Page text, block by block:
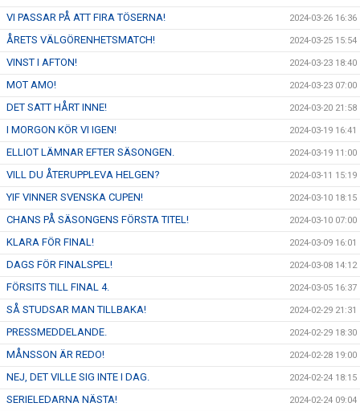
VI PASSAR PÅ ATT FIRA TÖSERNA! 2024-03-26 16:36
ÅRETS VÄLGÖRENHETSMATCH! 2024-03-25 15:54
VINST I AFTON! 2024-03-23 18:40
MOT AMO! 2024-03-23 07:00
DET SATT HÅRT INNE! 2024-03-20 21:58
I MORGON KÖR VI IGEN! 2024-03-19 16:41
ELLIOT LÄMNAR EFTER SÄSONGEN. 2024-03-19 11:00
VILL DU ÅTERUPPLEVA HELGEN? 2024-03-11 15:19
YIF VINNER SVENSKA CUPEN! 2024-03-10 18:15
CHANS PÅ SÄSONGENS FÖRSTA TITEL! 2024-03-10 07:00
KLARA FÖR FINAL! 2024-03-09 16:01
DAGS FÖR FINALSPEL! 2024-03-08 14:12
FÖRSITS TILL FINAL 4. 2024-03-05 16:37
SÅ STUDSAR MAN TILLBAKA! 2024-02-29 21:31
PRESSMEDDELANDE. 2024-02-29 18:30
MÅNSSON ÄR REDO! 2024-02-28 19:00
NEJ, DET VILLE SIG INTE I DAG. 2024-02-24 18:15
SERIELEDARNA NÄSTA! 2024-02-24 09:04